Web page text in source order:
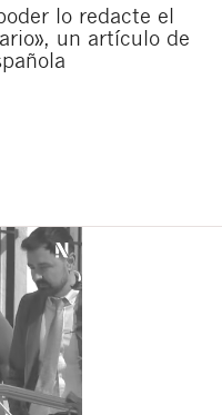
lo redacte el
un artículo de